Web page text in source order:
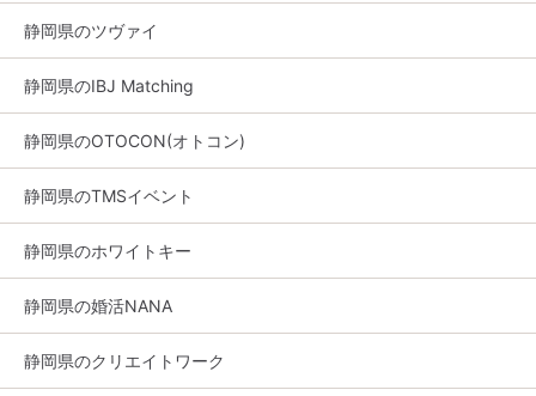
静岡県のツヴァイ
静岡県のIBJ Matching
静岡県のOTOCON(オトコン)
静岡県のTMSイベント
静岡県のホワイトキー
静岡県の婚活NANA
静岡県のクリエイトワーク